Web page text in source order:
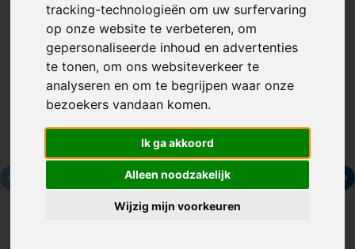
tracking-technologieën om uw surfervaring
op onze website te verbeteren, om
gepersonaliseerde inhoud en advertenties
te tonen, om ons websiteverkeer te
analyseren en om te begrijpen waar onze
bezoekers vandaan komen.
Ik ga akkoord
Alleen noodzakelijk
Wijzig mijn voorkeuren